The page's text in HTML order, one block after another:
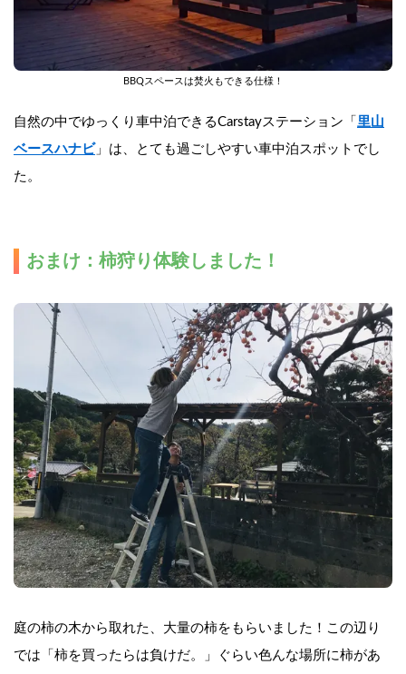
BBQスペースは焚火もできる仕様！
自然の中でゆっくり車中泊できるCarstayステーション「 里山
ベースハナビ 」は、とても過ごしやすい車中泊スポットでし
た。
おまけ：柿狩り体験しました！
庭の柿の木から取れた、大量の柿をもらいました！この辺り
では「柿を買ったらは負けだ。」ぐらい色んな場所に柿があ